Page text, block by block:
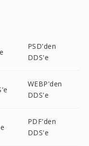
PSD'den
DDS'e
WEBP'den
DDS'e
PDF'den
DDS'e